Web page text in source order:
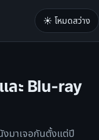
☀️ โหมดสว่าง
ละ Blu-ray
งมาเจอกันตั้งแต่ปี